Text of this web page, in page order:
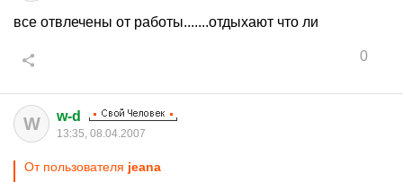
все отвлечены от работы.......отдыхают что ли
0
W w-d
13:35, 08.04.2007
От пользователя jeana